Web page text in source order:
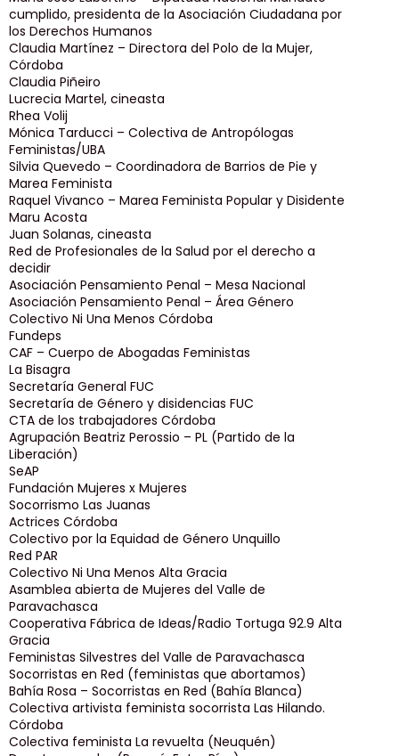
cumplido, presidenta de la Asociación Ciudadana por
los Derechos Humanos
Claudia Martínez – Directora del Polo de la Mujer,
Córdoba
Claudia Piñeiro
Lucrecia Martel, cineasta
Rhea Volij
Mónica Tarducci – Colectiva de Antropólogas
Feministas/UBA
Silvia Quevedo – Coordinadora de Barrios de Pie y
Marea Feminista
Raquel Vivanco – Marea Feminista Popular y Disidente
Maru Acosta
Juan Solanas, cineasta
Red de Profesionales de la Salud por el derecho a
decidir
Asociación Pensamiento Penal – Mesa Nacional
Asociación Pensamiento Penal – Área Género
Colectivo Ni Una Menos Córdoba
Fundeps
CAF – Cuerpo de Abogadas Feministas
La Bisagra
Secretaría General FUC
Secretaría de Género y disidencias FUC
CTA de los trabajadores Córdoba
Agrupación Beatriz Perossio – PL (Partido de la
Liberación)
SeAP
Fundación Mujeres x Mujeres
Socorrismo Las Juanas
Actrices Córdoba
Colectivo por la Equidad de Género Unquillo
Red PAR
Colectivo Ni Una Menos Alta Gracia
Asamblea abierta de Mujeres del Valle de
Paravachasca
Cooperativa Fábrica de Ideas/Radio Tortuga 92.9 Alta
Gracia
Feministas Silvestres del Valle de Paravachasca
Socorristas en Red (feministas que abortamos)
Bahía Rosa – Socorristas en Red (Bahía Blanca)
Colectiva artivista feminista socorrista Las Hilando.
Córdoba
Colectiva feminista La revuelta (Neuquén)